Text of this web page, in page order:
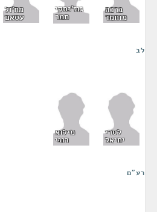
ברכה
מוחמד
גוז'נסקי
תמר
מח'ול
עסאם
לב
לסרי
יחיאל
מילוא
רוני
רע"ם